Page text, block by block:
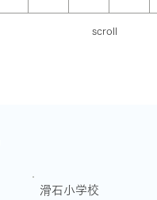
scroll
滑石小学校